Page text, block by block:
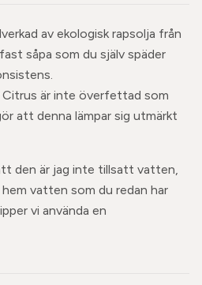
av ekologisk rapsolja från
såpa som du själv späder
Citrus är inte överfettad som
att denna lämpar sig utmärkt
den är jag inte tillsatt vatten,
vatten som du redan har
vi använda en